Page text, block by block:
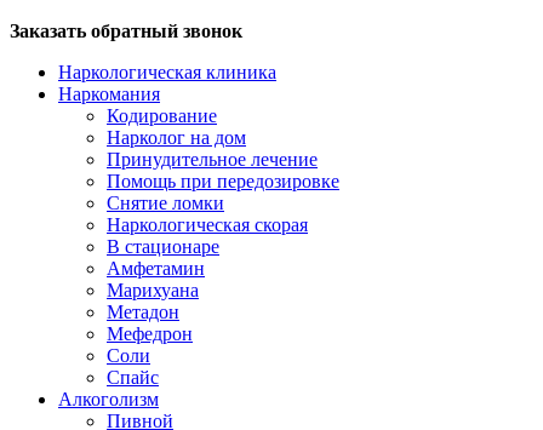
Заказать обратный звонок
Наркологическая клиника
Наркомания
Кодирование
Нарколог на дом
Принудительное лечение
Помощь при передозировке
Снятие ломки
Наркологическая скорая
В стационаре
Амфетамин
Марихуана
Метадон
Мефедрон
Соли
Спайс
Алкоголизм
Пивной